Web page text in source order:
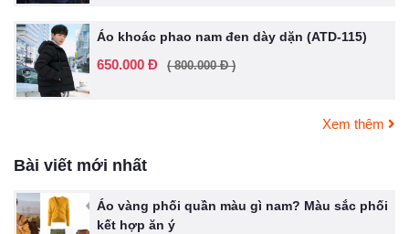
Áo khoác phao nam đen dày dặn (ATD-115)
650.000 Đ ( 800.000 Đ )
Xem thêm
Bài viết mới nhất
Áo vàng phối quần màu gì nam? Màu sắc phối
kết hợp ăn ý